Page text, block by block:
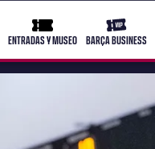
ticket-full
ENTRADAS Y MUSEO
ticket-
BARÇA BUSINESS